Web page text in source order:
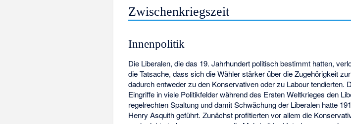
Zwischenkriegszeit
Innenpolitik
Die Liberalen, die das 19. Jahrhundert politisch bestimmt hatten,
die Tatsache, dass sich die Wähler stärker über die Zugehörigkeit
dadurch entweder zu den Konservativen oder zu Labour tendierten.
Eingriffe in viele Politikfelder während des Ersten Weltkrieges den
regelrechten Spaltung und damit Schwächung der Liberalen hatte
Henry Asquith geführt. Zunächst profitierten vor allem die